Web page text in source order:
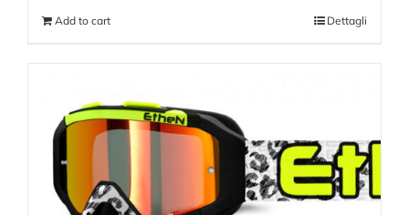
Add to cart Dettagli